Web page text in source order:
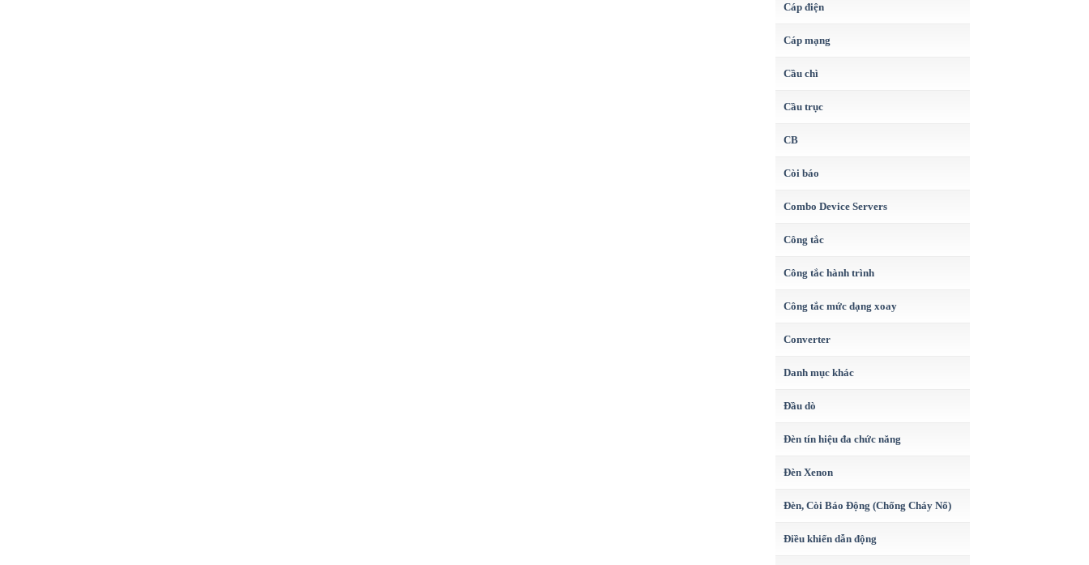
Cáp điện
Cáp mạng
Cầu chì
Cầu trục
CB
Còi báo
Combo Device Servers
Công tắc
Công tắc hành trình
Công tắc mức dạng xoay
Converter
Danh mục khác
Đầu dò
Đèn tín hiệu đa chức năng
Đèn Xenon
Đèn, Còi Báo Động (Chống Cháy Nổ)
Điều khiển dẫn động